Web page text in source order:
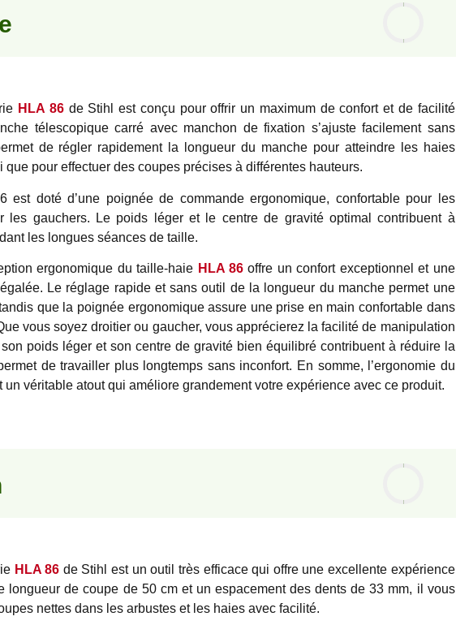
avis
%
HLA 86de Stihl est conçu pour offrir un maximum de confort et de facilité
télescopique carré avec manchon de fixation s’ajuste facilement sans
de régler rapidement la longueur du manche pour atteindre les haies
que pour effectuer des coupes précises à différentes hauteurs.
est doté d’une poignée de commande ergonomique, confortable pour les
les gauchers. Le poids léger et le centre de gravité optimal contribuent à
les longues séances de taille.
ergonomique du taille-haie HLA 86 offre un confort exceptionnel et une
Le réglage rapide et sans outil de la longueur du manche permet une
que la poignée ergonomique assure une prise en main confortable dans
vous soyez droitier ou gaucher, vous apprécierez la facilité de manipulation
poids léger et son centre de gravité bien équilibré contribuent à réduire la
de travailler plus longtemps sans inconfort. En somme, l’ergonomie du
un véritable atout qui améliore grandement votre expérience avec ce produit.
avis
%
HLA 86 de Stihl est un outil très efficace qui offre une excellente expérience
longueur de coupe de 50 cm et un espacement des dents de 33 mm, il vous
nettes dans les arbustes et les haies avec facilité.